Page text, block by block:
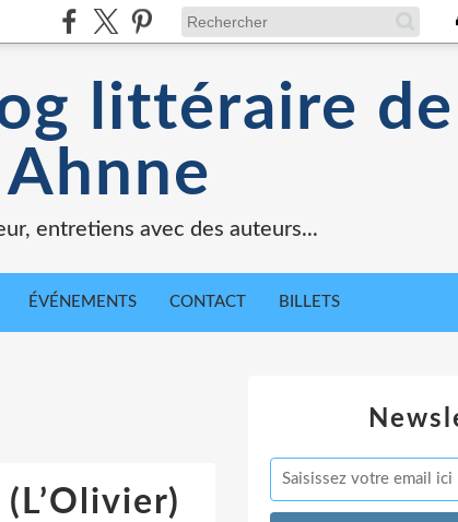
littéraire de
entretiens avec des auteurs...
ÉVÉNEMENTS CONTACT BILLETS